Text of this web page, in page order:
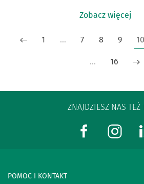
Zobacz więcej
1 … 7 8 9 10
… 16
ZNAJDZIESZ NAS TEŻ
POMOC I KONTAKT